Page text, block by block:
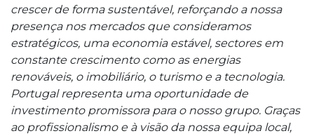
crescer de forma sustentável, reforçando a nossa
presença nos mercados que consideramos
estratégicos, uma economia estável, sectores em
constante crescimento como as energias
renováveis, o imobiliário, o turismo e a tecnologia.
Portugal representa uma oportunidade de
investimento promissora para o nosso grupo. Graças
ao profissionalismo e à visão da nossa equipa local,